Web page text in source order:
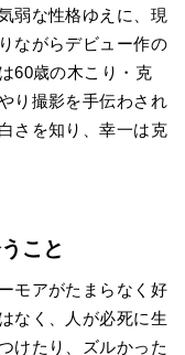
弱な性格ゆえに、現
ながらデビュー作の
60歳の木こり・克
り撮影を手伝わされ
さを知り、幸一は克
こと
モアがたまらなく好
なく、人が必死に生
けたり、ズルかった